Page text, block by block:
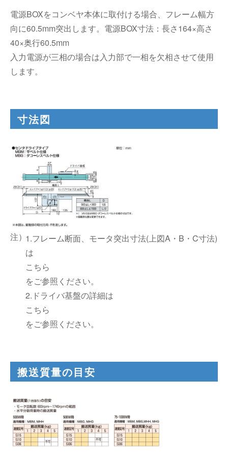
電源BOXをコンベヤ本体に取付ける場合、フレーム幅方
向に60.5mm突出します。電源BOX寸法：長さ164×高さ
40×奥行60.5mm
入力電源が三相の場合は入力部で一相を欠相させて使用
します。
寸法図
1.フレーム断面、モータ突出寸法(上図A・B・C寸法)
は
こちら
をご参照ください。
2.ドライバ基盤の詳細は
こちら
をご参照ください。
搬送質量の目安